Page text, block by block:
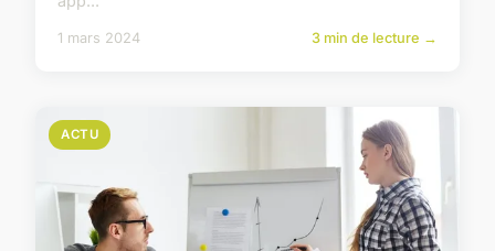
1 mars 2024 3 min de lecture →
ACTU